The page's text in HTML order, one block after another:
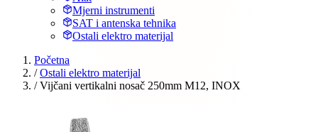
Mjerni instrumenti
SAT i antenska tehnika
Ostali elektro materijal
Početna
/ Ostali elektro materijal
/ Vijčani vertikalni nosač 250mm M12, INOX